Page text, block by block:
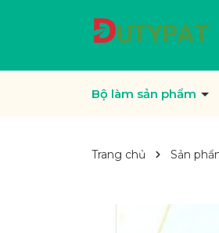
Bộ làm sản phẩm
Trang chủ Sản